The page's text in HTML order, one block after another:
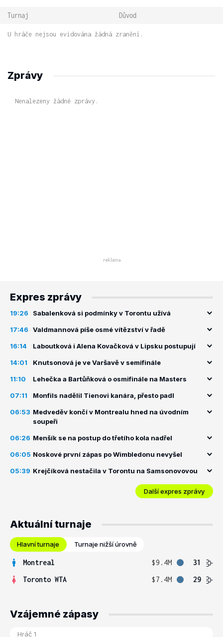
Turnaj Důvod
U hráče nejsou evidována žádná zranění.
Zprávy
Nenalezeny žádné zprávy.
Expres zprávy
19:26 Sabalenková si podmínky v Torontu užívá
17:46 Valdmannová píše osmé vítězství v řadě
16:14 Laboutková i Alena Kovačková v Lipsku postupují
14:01 Knutsonová je ve Varšavě v semifinále
11:10 Lehečka a Bartůňková o osmifinále na Masters
07:11 Monfils nadělil Tienovi kanára, přesto padl
06:53 Medveděv končí v Montrealu hned na úvodním
soupeři
06:26 Menšík se na postup do třetího kola nadřel
06:05 Noskové první zápas po Wimbledonu nevyšel
05:39 Krejčíková nestačila v Torontu na Samsonovovou
Další expres zprávy
Aktuální turnaje
Hlavní turnaje Turnaje nižší úrovně
Montreal $9.4M
31
Toronto WTA
$7.4M 29
Vzájemné zápasy